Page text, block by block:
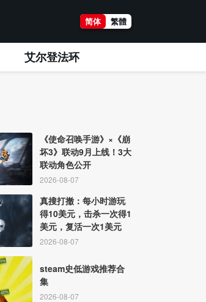
简体 繁體
艾尔登法环
《使命召唤手游》×《崩
坏3》联动9月上线！3大
联动角色公开
2026-08-07
真搜打撤：每小时游玩
得10美元，击杀一次得1
美元，复活一次1美元
2026-08-07
steam史低游戏推荐合
集
2026-08-07